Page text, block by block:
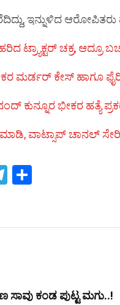
ಇನ್ನುಳಿದ
ಟ್ರ್ಯಾಕ್ಟರ್ ಚಕ್ರ,
ಮರ್ಡರ್ ಕೇಸ್ ಹಾಗೂ
ಕುನ್ನೂರ ಭೀಕರ ಹತ್ಯೆ
ಮಾಡಿ, ವಾಟ್ಸಾಪ್ ಚಾನಲ್
Telegram
ಸಾವು ಕಂಡ ಪುಟ್ಟ ಮಗು..!